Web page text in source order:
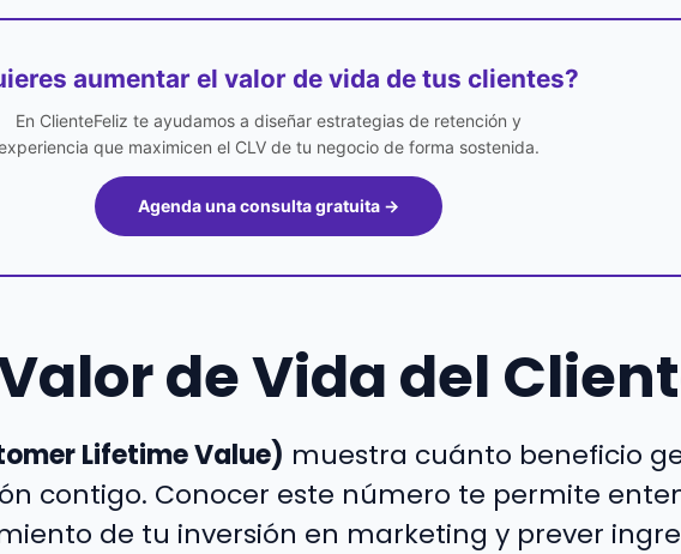
aumentar el valor de vida de tus clientes?
En ClienteFeliz te ayudamos a diseñar estrategias de retención y
que maximicen el CLV de tu negocio de forma sostenida.
Agenda una consulta gratuita →
de Vida del
Lifetime Value) muestra cuánto beneficio
contigo. Conocer este número te permite
de tu inversión en marketing y prever